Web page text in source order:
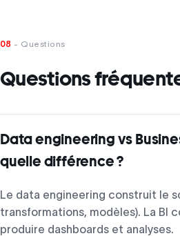
08 - Questions
Questions
Data engineering vs
quelle différence ?
Le data engineering construit le
transformations, modèles). La BI
produire dashboards et analyses.